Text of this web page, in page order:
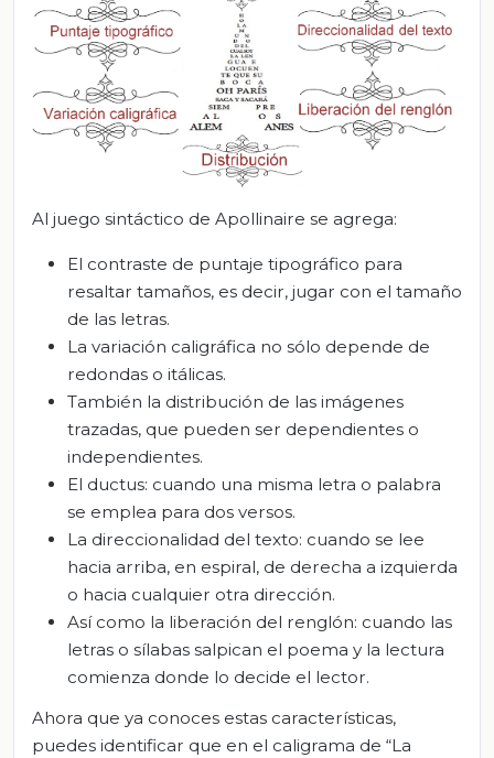
Al juego sintáctico de Apollinaire se agrega:
El contraste de puntaje tipográfico para
resaltar tamaños, es decir, jugar con el tamaño
de las letras.
La variación caligráfica no sólo depende de
redondas o itálicas.
También la distribución de las imágenes
trazadas, que pueden ser dependientes o
independientes.
El ductus: cuando una misma letra o palabra
se emplea para dos versos.
La direccionalidad del texto: cuando se lee
hacia arriba, en espiral, de derecha a izquierda
o hacia cualquier otra dirección.
Así como la liberación del renglón: cuando las
letras o sílabas salpican el poema y la lectura
comienza donde lo decide el lector.
Ahora que ya conoces estas características,
puedes identificar que en el caligrama de “La